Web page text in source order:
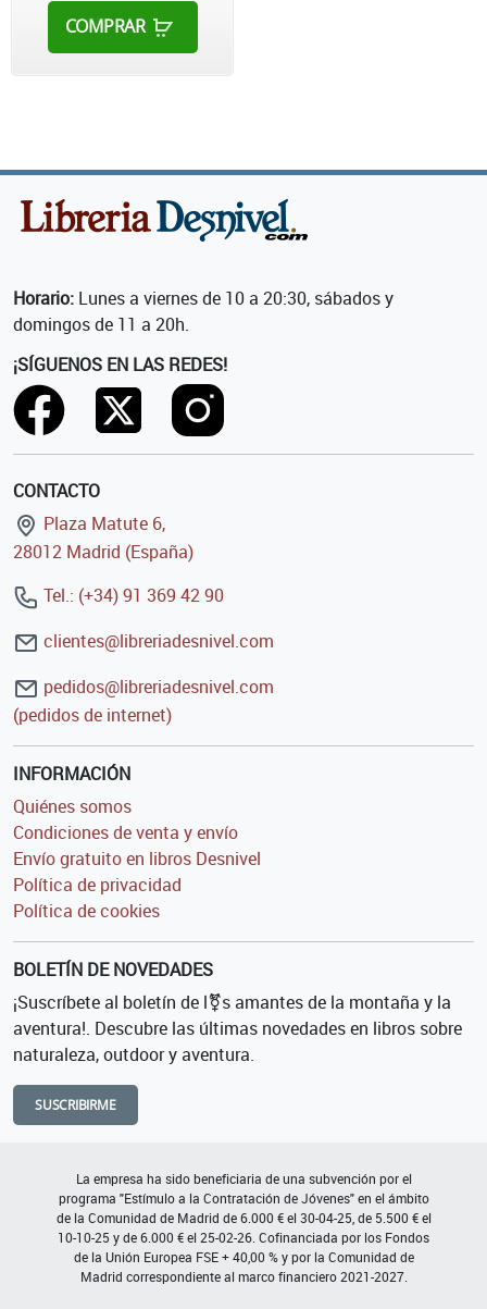
COMPRAR
Horario: Lunes a viernes de 10 a 20:30, sábados y
domingos de 11 a 20h.
¡SÍGUENOS EN LAS REDES!
CONTACTO
Plaza Matute 6,
28012 Madrid (España)
Tel.: (+34) 91 369 42 90
clientes@libreriadesnivel.com
pedidos@libreriadesnivel.com
(pedidos de internet)
INFORMACIÓN
Quiénes somos
Condiciones de venta y envío
Envío gratuito en libros Desnivel
Política de privacidad
Política de cookies
BOLETÍN DE NOVEDADES
¡Suscríbete al boletín de l⚧s amantes de la montaña y la
aventura!. Descubre las últimas novedades en libros sobre
naturaleza, outdoor y aventura.
SUSCRIBIRME
La empresa ha sido beneficiaria de una subvención por el
programa "Estímulo a la Contratación de Jóvenes" en el ámbito
de la Comunidad de Madrid de 6.000 € el 30-04-25, de 5.500 € el
10-10-25 y de 6.000 € el 25-02-26. Cofinanciada por los Fondos
de la Unión Europea FSE + 40,00 % y por la Comunidad de
Madrid correspondiente al marco financiero 2021-2027.